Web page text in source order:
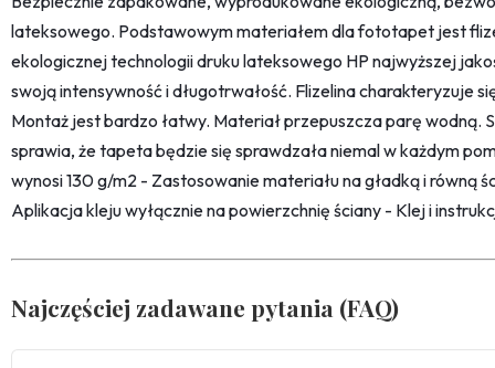
lateksowego. Podstawowym materiałem dla fototapet jest
ekologicznej technologii druku lateksowego HP najwyższej
swoją intensywność i długotrwałość. Flizelina charakteryzuje
Montaż jest bardzo łatwy. Materiał przepuszcza parę wodną.
sprawia, że tapeta będzie się sprawdzała niemal w każdym
wynosi 130 g/m2 - Zastosowanie materiału na gładką i równą
Aplikacja kleju wyłącznie na powierzchnię ściany - Klej i
Najczęściej zadawane pytania (FAQ)